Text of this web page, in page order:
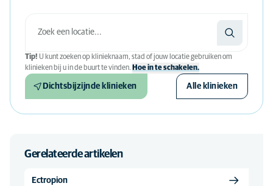
Tip! U kunt zoeken op klinieknaam, stad of jouw locatie gebruiken om
klinieken bij u in de buurt te vinden. Hoe in te schakelen.
Dichtsbijzijnde klinieken Alle klinieken
Gerelateerde artikelen
Ectropion